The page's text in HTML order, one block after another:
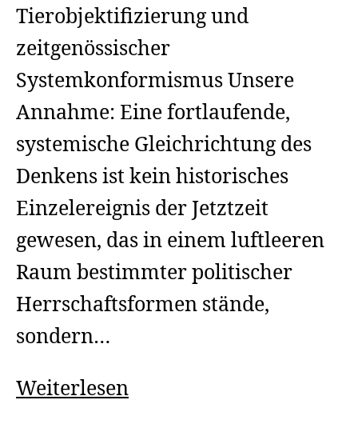
Tierobjektifizierung und
zeitgenössischer
Systemkonformismus Unsere
Annahme: Eine fortlaufende,
systemische Gleichrichtung des
Denkens ist kein historisches
Einzelereignis der Jetztzeit
gewesen, das in einem luftleeren
Raum bestimmter politischer
Herrschaftsformen stände,
sondern…
WeiterlesenGleichrichtungsebenen